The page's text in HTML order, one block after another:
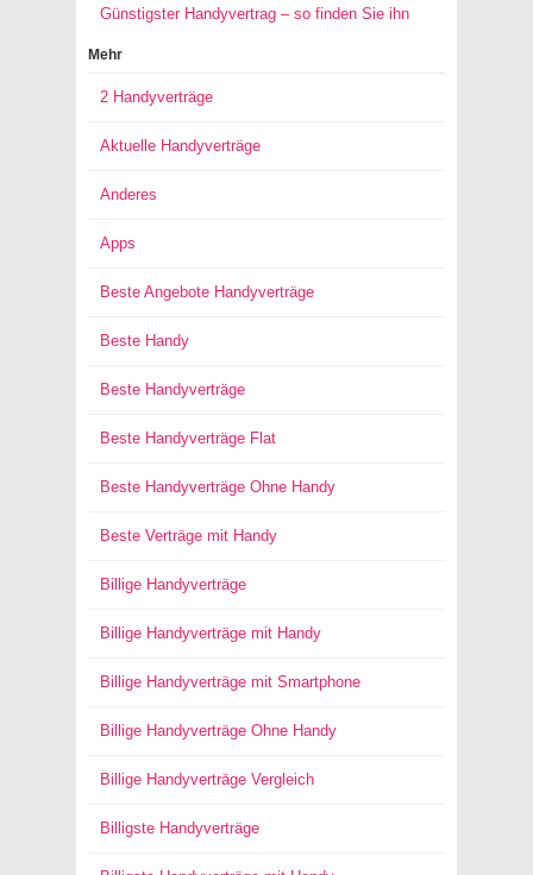
Günstigster Handyvertrag – so finden Sie ihn
Mehr
2 Handyverträge
Aktuelle Handyverträge
Anderes
Apps
Beste Angebote Handyverträge
Beste Handy
Beste Handyverträge
Beste Handyverträge Flat
Beste Handyverträge Ohne Handy
Beste Verträge mit Handy
Billige Handyverträge
Billige Handyverträge mit Handy
Billige Handyverträge mit Smartphone
Billige Handyverträge Ohne Handy
Billige Handyverträge Vergleich
Billigste Handyverträge